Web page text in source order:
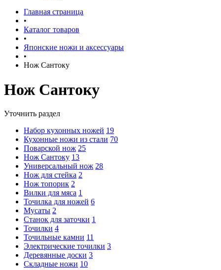
Главная страница
•
Каталог товаров
•
Японские ножи и аксессуары
•
Нож Сантоку
Нож Сантоку
Уточнить раздел
Набор кухонных ножей 19
Кухонные ножи из стали 70
Поварской нож 25
Нож Сантоку 13
Универсальный нож 28
Нож для стейка 2
Нож топорик 2
Вилки для мяса 1
Точилка для ножей 6
Мусаты 2
Станок для заточки 1
Точилки 4
Точильные камни 11
Электрические точилки 3
Деревянные доски 3
Складные ножи 10